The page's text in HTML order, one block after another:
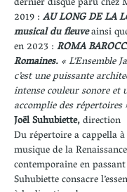
2019 : AU LONG DE LA
musical du fleuve ainsi
en 2023 : ROMA
Romaines. « L’Ensemble
c’est une puissante
intense couleur sonore et
accomplie des
Joël Suhubiette, direction
Du répertoire a cappella
musique de la
contemporaine en
Suhubiette consacre